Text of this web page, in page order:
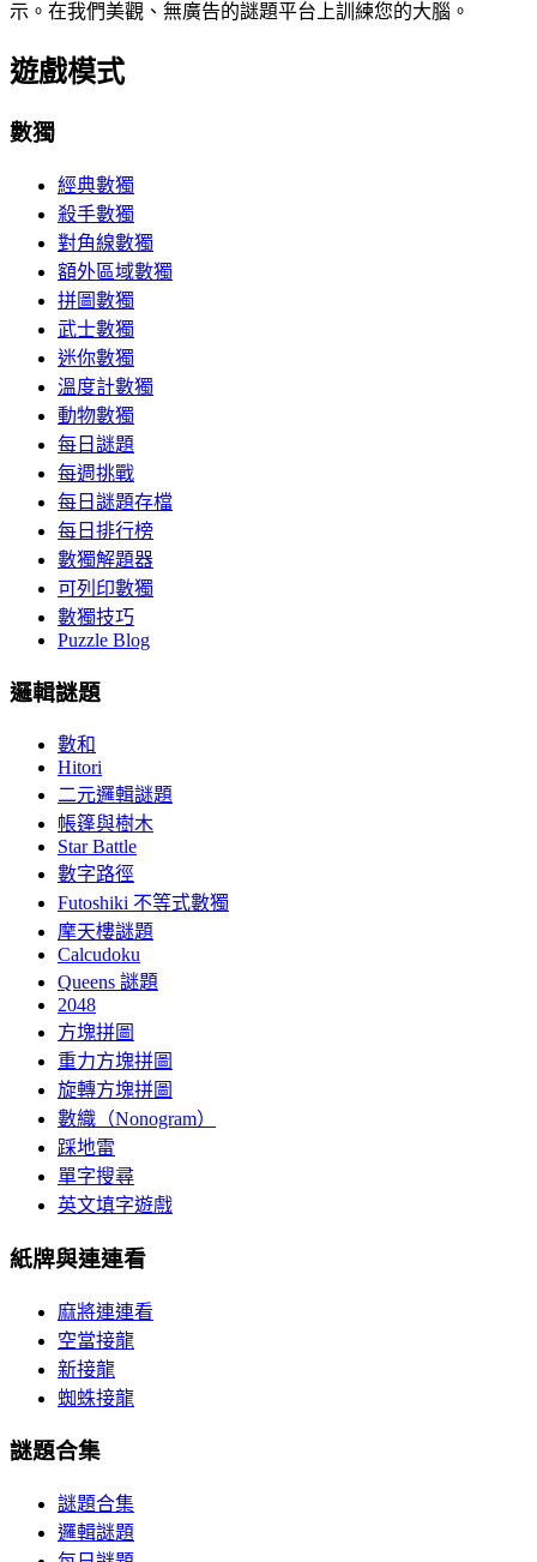
示。在我們美觀、無廣告的謎題平台上訓練您的大腦。
遊戲模式
數獨
經典數獨
殺手數獨
對角線數獨
額外區域數獨
拼圖數獨
武士數獨
迷你數獨
溫度計數獨
動物數獨
每日謎題
每週挑戰
每日謎題存檔
每日排行榜
數獨解題器
可列印數獨
數獨技巧
Puzzle Blog
邏輯謎題
數和
Hitori
二元邏輯謎題
帳篷與樹木
Star Battle
數字路徑
Futoshiki 不等式數獨
摩天樓謎題
Calcudoku
Queens 謎題
2048
方塊拼圖
重力方塊拼圖
旋轉方塊拼圖
數織（Nonogram）
踩地雷
單字搜尋
英文填字遊戲
紙牌與連連看
麻將連連看
空當接龍
新接龍
蜘蛛接龍
謎題合集
謎題合集
邏輯謎題